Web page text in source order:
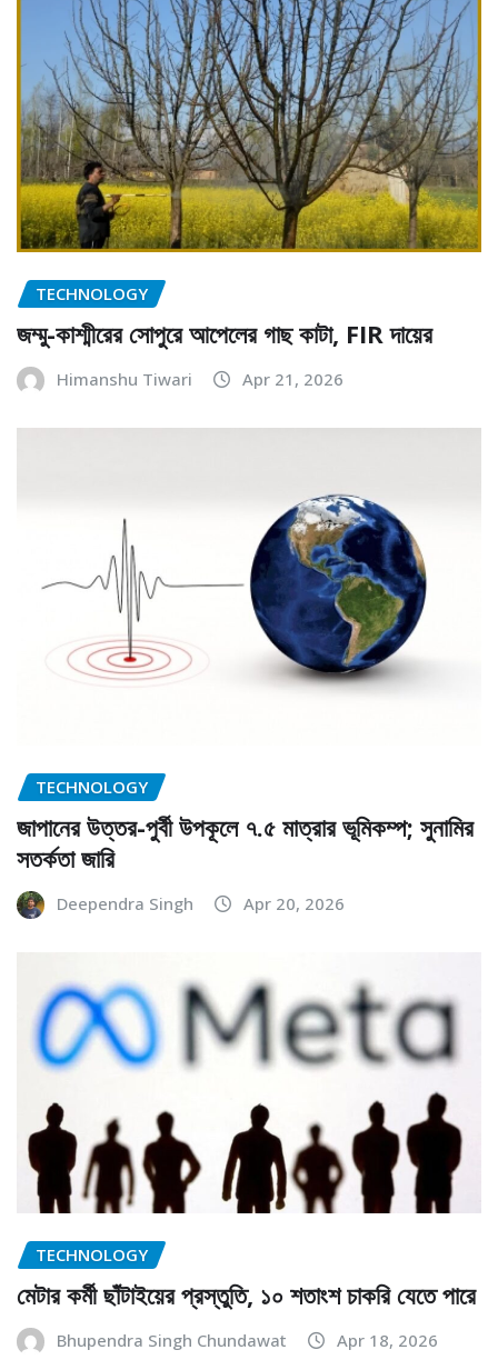
TECHNOLOGY
জম্মু-কাশ্মীরের সোপুরে আপেলের গাছ কাটা, FIR দায়ের
Himanshu Tiwari Apr 21, 2026
TECHNOLOGY
জাপানের উত্তর-পুর্বী উপকূলে ৭.৫ মাত্রার ভূমিকম্প; সুনামির
সতর্কতা জারি
Deependra Singh Apr 20, 2026
TECHNOLOGY
মেটার কর্মী ছাঁটাইয়ের প্রস্তুতি, ১০ শতাংশ চাকরি যেতে পারে
Bhupendra Singh Chundawat Apr 18, 2026